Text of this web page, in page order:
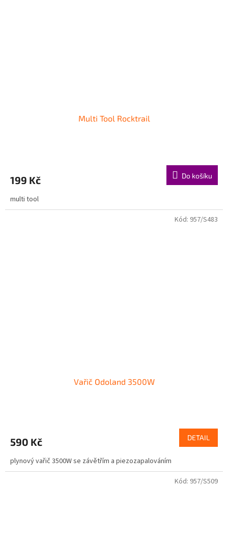
Multi Tool Rocktrail
199 Kč Do košíku
multi tool
Vařič Odoland 3500W
590 Kč DETAIL
plynový vařič 3500W se závětřím a piezozapalováním
Kód: 957/S483
Kód: 957/S509